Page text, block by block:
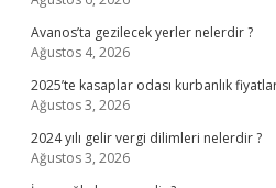
Avanos’ta gezilecek yerler nelerdir ?
Ağustos 4, 2026
2025’te kasaplar odası kurbanlık
Ağustos 3, 2026
2024 yılı gelir vergi dilimleri nelerdir ?
Ağustos 3, 2026